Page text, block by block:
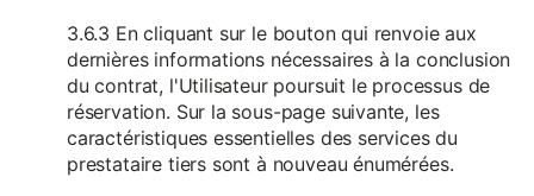
3.6.3 En cliquant sur le bouton qui renvoie aux
dernières informations nécessaires à la conclusion
du contrat, l'Utilisateur poursuit le processus de
réservation. Sur la sous-page suivante, les
caractéristiques essentielles des services du
prestataire tiers sont à nouveau énumérées.